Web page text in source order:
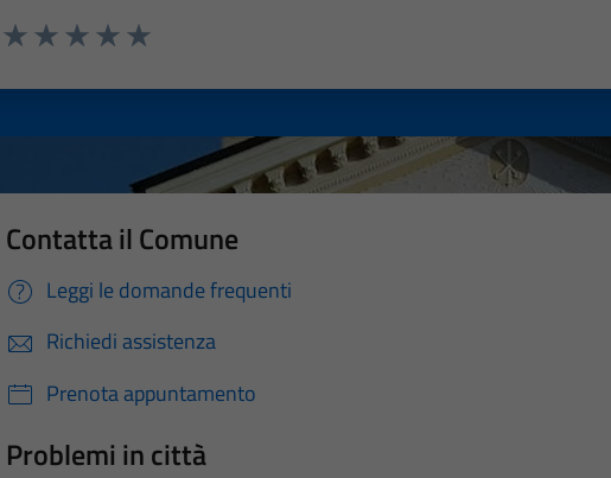
Contatta il Comune
Leggi le domande frequenti
Richiedi assistenza
Prenota appuntamento
Problemi in città